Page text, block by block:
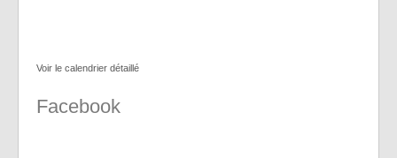
Voir le calendrier détaillé
Facebook